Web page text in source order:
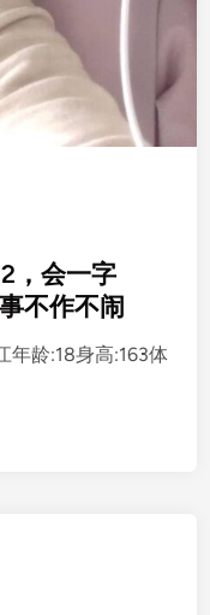
，会一字
不作不闹
年龄:18身高:163体